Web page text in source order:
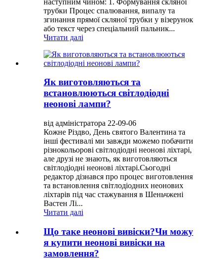
трубки Процес спалювання, випалу та
згинання прямої скляної трубки у візерунок
або текст через спеціальний пальник...
Читати далі
Як виготовляються та
встановлюються світлодіодні
неонові лампи?
від адміністратора 22-09-06
Кожне Різдво, День святого Валентина та
інші фестивалі ми завжди можемо побачити
різнокольорові світлодіодні неонові ліхтарі,
але друзі не знають, як виготовляються
світлодіодні неонові ліхтарі.Сьогодні
редактор дізнався про процес виготовлення
та встановлення світлодіодних неонових
ліхтарів під час стажування в Шеньчжені
Вастен Лі...
Читати далі
Що таке неонові вивіски?Чи можу
я купити неонові вивіски на
замовлення?